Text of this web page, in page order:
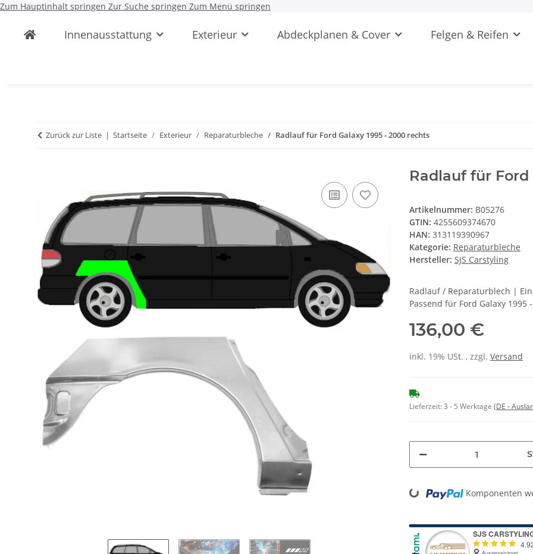
Zum Hauptinhalt springen Zur Suche springen Zum Menü springen
Innenausstattung Exterieur Abdeckplanen & Cover Felgen & Reifen
Zurück zur Liste Startseite Exterieur Reparaturbleche Radlauf für Ford Galaxy 1995 - 2000 rechts
Radlauf für Ford
Artikelnummer: B05276
GTIN: 4255609374670
HAN: 313119390967
Kategorie: Reparaturbleche
Hersteller: SJS Carstyling
Radlauf / Reparaturblech |
Passend für Ford Galaxy 1995
136,00 €
inkl. 19% USt. , zzgl. Versand
Lieferzeit:3 - 5 Werktage (DE -
Loading... Komponenten